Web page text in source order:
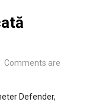
Comments are
Defender,